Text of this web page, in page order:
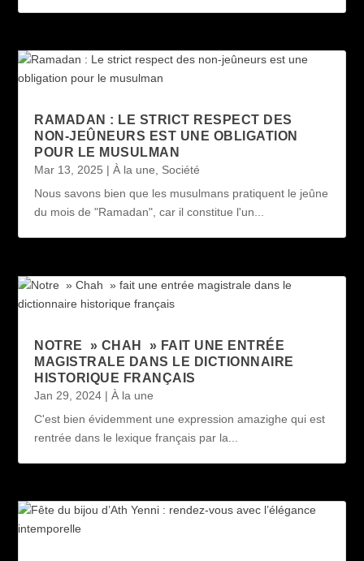
RAMADAN : LE STRICT RESPECT DES
NON-JEÛNEURS EST UNE OBLIGATION
POUR LE MUSULMAN
Mar 13, 2025 |À la une, Société
Nous savons bien que les musulmans pratiquent le jeûne
du mois de "Ramadan", car il constitue l'un...
NOTRE » CHAH » FAIT UNE ENTRÉE
MAGISTRALE DANS LE DICTIONNAIRE
HISTORIQUE FRANÇAIS
Jan 29, 2024 |À la une
C'est bien évidemment une expression amazighe qui est
rentrée dans le lexique français par la...